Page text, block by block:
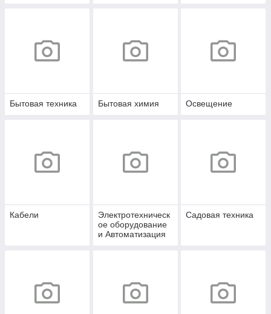
Бытовая техника Бытовая химия Освещение
Кабели
Электротехническ
ое оборудование
и Автоматизация
Садовая техника